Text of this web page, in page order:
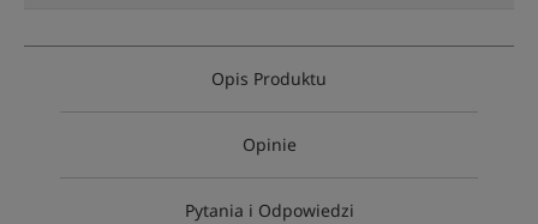
Opis Produktu
Opinie
Pytania i Odpowiedzi